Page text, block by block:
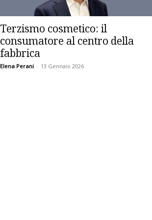
Terzismo cosmetico: il
consumatore al centro della
fabbrica
Elena Perani - 13 Gennaio 2026